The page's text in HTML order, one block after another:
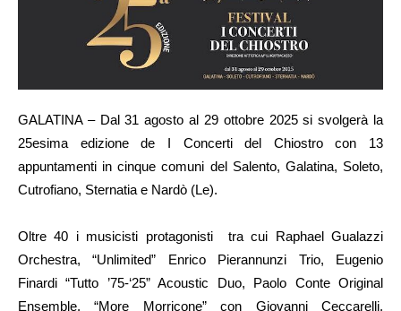
GALATINA – Dal 31 agosto al 29 ottobre 2025 si svolgerà la
25esima edizione de I Concerti del Chiostro con 13
appuntamenti in cinque comuni del Salento, Galatina, Soleto,
Cutrofiano, Sternatia e Nardò (Le).
Oltre 40 i musicisti protagonisti tra cui Raphael Gualazzi
Orchestra, “Unlimited” Enrico Pierannunzi Trio, Eugenio
Finardi “Tutto ’75-‘25” Acoustic Duo, Paolo Conte Original
Ensemble, “More Morricone” con Giovanni Ceccarelli,